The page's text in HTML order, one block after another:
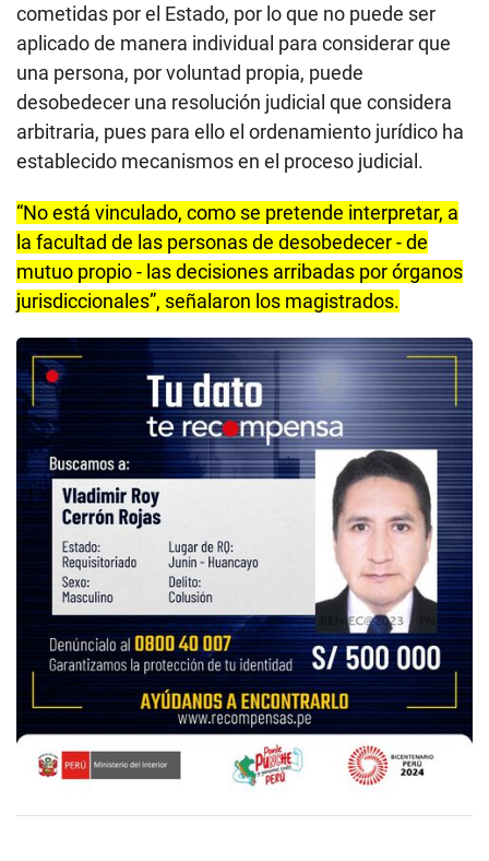
cometidas por el Estado, por lo que no puede ser
aplicado de manera individual para considerar que
una persona, por voluntad propia, puede
desobedecer una resolución judicial que considera
arbitraria, pues para ello el ordenamiento jurídico ha
establecido mecanismos en el proceso judicial.
“No está vinculado, como se pretende interpretar, a
la facultad de las personas de desobedecer - de
mutuo propio - las decisiones arribadas por órganos
jurisdiccionales”, señalaron los magistrados.